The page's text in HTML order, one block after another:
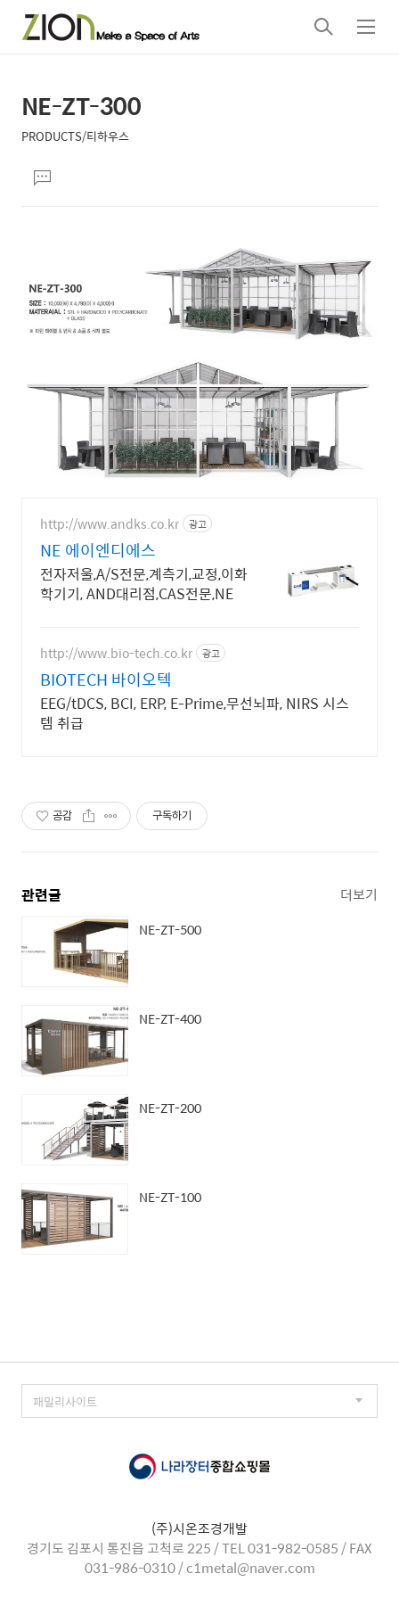
검
색
메
뉴
상
세
텐
본
문
제
목
NE-ZT-300
PRODUCTS/티하우스
문댓
글
http://www.andks.co.kr 광고
NE 에이엔디에스
전자저울,A/S전문,계측기,교정,이화
학기기, AND대리점,CAS전문,NE
http://www.bio-tech.co.kr 광고
BIOTECH 바이오텍
EEG/tDCS, BCI, ERP, E-Prime,무선뇌파, NIRS 시스
템 취급
공감 구독하기
관련글 더보기
NE-ZT-500
NE-ZT-400
NE-ZT-200
NE-ZT-100
(주)시온조경개발
경기도 김포시 통진읍 고척로 225 / TEL 031-982-0585 / FAX
031-986-0310 / c1metal@naver.com